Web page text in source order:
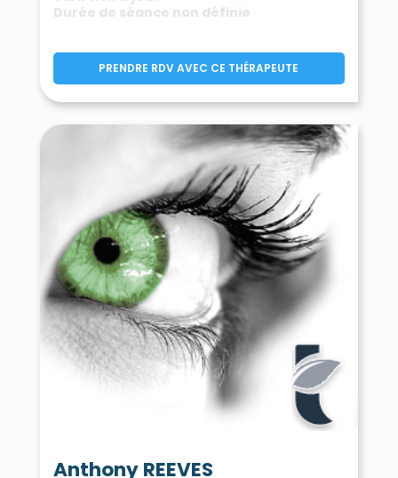
Durée de séance non définie
PRENDRE RDV AVEC CE THÉRAPEUTE
Anthony REEVES